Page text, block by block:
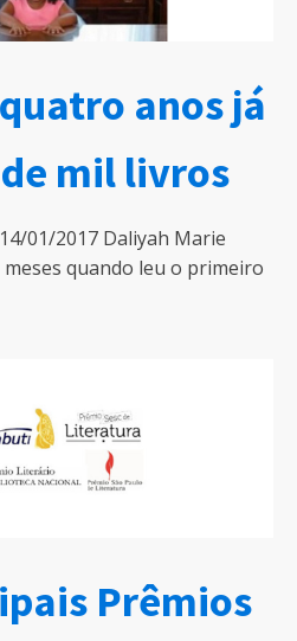
anos já
mil livros
01/2017 Daliyah Marie
quando leu o primeiro
Prêmios